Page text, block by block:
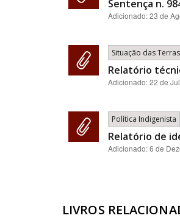
Sentença n.
Adicionado:23 de
Situação das Terras
Relatório
Adicionado:22 de
Política Indigenista
Relatório de
Adicionado:6 de
LIVROS